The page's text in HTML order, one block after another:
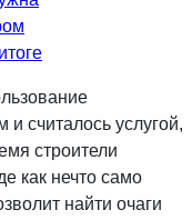
считалось услугой,
строители
как нечто само
найти очаги